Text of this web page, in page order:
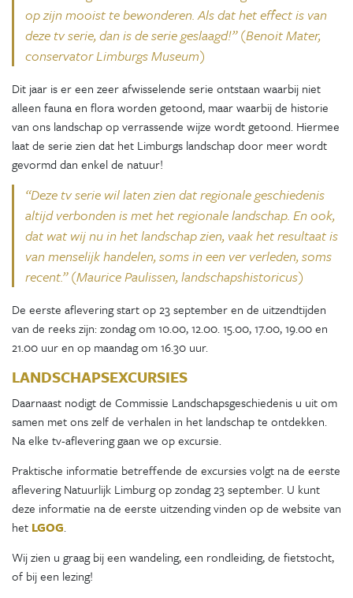
op zijn mooist te bewonderen. Als dat het effect is van
deze tv serie, dan is de serie geslaagd!” (Benoit Mater,
conservator Limburgs Museum)
Dit jaar is er een zeer afwisselende serie ontstaan waarbij niet
alleen fauna en flora worden getoond, maar waarbij de historie
van ons landschap op verrassende wijze wordt getoond. Hiermee
laat de serie zien dat het Limburgs landschap door meer wordt
gevormd dan enkel de natuur!
“Deze tv serie wil laten zien dat regionale geschiedenis
altijd verbonden is met het regionale landschap. En ook,
dat wat wij nu in het landschap zien, vaak het resultaat is
van menselijk handelen, soms in een ver verleden, soms
recent.” (Maurice Paulissen, landschapshistoricus)
De eerste aflevering start op 23 september en de uitzendtijden
van de reeks zijn: zondag om 10.00, 12.00. 15.00, 17.00, 19.00 en
21.00 uur en op maandag om 16.30 uur.
LANDSCHAPSEXCURSIES
Daarnaast nodigt de Commissie Landschapsgeschiedenis u uit om
samen met ons zelf de verhalen in het landschap te ontdekken.
Na elke tv-aflevering gaan we op excursie.
Praktische informatie betreffende de excursies volgt na de eerste
aflevering Natuurlijk Limburg op zondag 23 september. U kunt
deze informatie na de eerste uitzending vinden op de website van
het LGOG.
Wij zien u graag bij een wandeling, een rondleiding, de fietstocht,
of bij een lezing!